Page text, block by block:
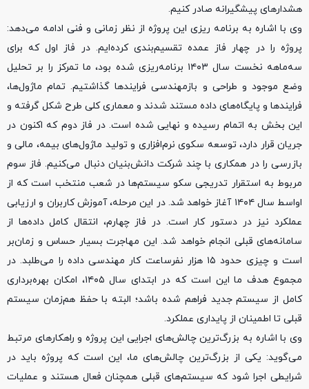
هشدارهای پیشگیرانه صادر کنیم.
وی با اشاره به برنامه ریزی این پروژه از نظر زمانی و فنی ادامه می‌دهد:
پروژه را در چهار فاز عمده تقسیم‌بندی کرده‌ایم. در فاز اول که برای
سه‌ماهه نخست سال ۱۴۰۳ برنامه‌ریزی شده بود، ما تمرکز را بر تحلیل
وضع موجود و طراحی و بازمهندسی فرایندها گذاشتیم. تمام ماژول‌ها،
فرایندها و پایگاه‌های داده مستند شدند و معماری کلی طرح شکل گرفته و
این بخش به اتمام رسیده و نهایی شده است. در فاز دوم که اکنون در
جریان قرار دارد، توسعه سکوی نرم‌افزاری و تولید ماژول‌های بیمه، مالی و
بازرسی را در همکاری با چند شرکت دانش‌بنیان دنبال می‌کنیم. فاز سوم
مربوط به استقرار تدریجی سکو سیستم‌ها در شعب منتخب است که از
اواسط سال ۱۴۰۴ آغاز خواهد شد. در این مرحله، آموزش کاربران و ارزیابی
عملکرد نیز در دستور کار است. در فاز چهارم، انتقال کامل داده‌ها از
سامانه‌های قبلی انجام خواهد شد. این مهاجرت بسیار حساس و زمان‌بر
است و چیزی حدود ۱۵ هزار نفرساعت کار مهندسی داده را می‌طلبد. در
مجموع هدف ما این است که در ابتدای سال ۱۴۰۵، امکان بهره‌برداری
کامل از سیستم جدید فراهم شده باشد؛ البته با حفظ هم‌زمان سیستم
قبلی تا اطمینان از پایداری عملکرد.
وی با اشاره به بزرگ‌ترین چالش‌های اجرایی این پروژه و راهکارهای مرتبط
می‌گوید: یکی از بزرگ‌ترین چالش‌های ما، این است که پروژه باید در
شرایطی اجرا شود که سیستم‌های قبلی همچنان فعال هستند و عملیات